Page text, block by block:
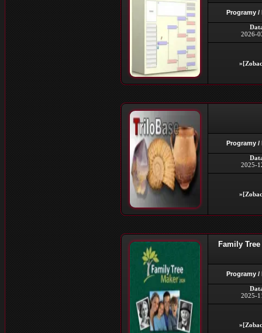
Programy /
2026-
Programy /
2025-
Family
Programy /
2025-